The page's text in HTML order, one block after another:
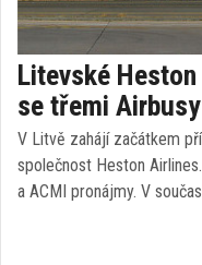
Litevské
se třemi
V Litvě zahájí začátkem
společnost Heston
a ACMI pronájmy. V